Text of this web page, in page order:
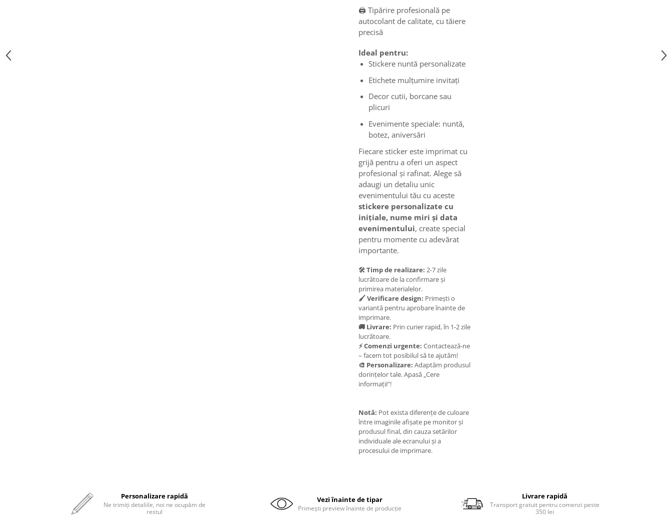
🖨️ Tipărire profesională pe
autocolant de calitate, cu tăiere
precisă
Ideal pentru:
Stickere nuntă personalizate
Etichete mulțumire invitați
Decor cutii, borcane sau
plicuri
Evenimente speciale: nuntă,
botez, aniversări
Fiecare sticker este imprimat cu
grijă pentru a oferi un aspect
profesional și rafinat. Alege să
adaugi un detaliu unic
evenimentului tău cu aceste
stickere personalizate cu
inițiale, nume miri și data
evenimentului, create special
pentru momente cu adevărat
importante.
🛠️ Timp de realizare: 2-7 zile
lucrătoare de la confirmare și
primirea materialelor.
🖌️ Verificare design: Primești o
variantă pentru aprobare înainte de
imprimare.
🚚 Livrare: Prin curier rapid, în 1-2 zile
lucrătoare.
⚡ Comenzi urgente: Contactează-ne
– facem tot posibilul să te ajutăm!
🎨 Personalizare: Adaptăm produsul
dorințelor tale. Apasă „Cere
informații”!
Notă: Pot exista diferențe de culoare
între imaginile afișate pe monitor și
produsul final, din cauza setărilor
individuale ale ecranului și a
procesului de imprimare.
Personalizare rapidă
Ne trimiți detaliile, noi ne ocupăm de
restul
Vezi înainte de tipar
Primești preview înainte de producție
Livrare rapidă
Transport gratuit pentru comenzi peste
350 lei